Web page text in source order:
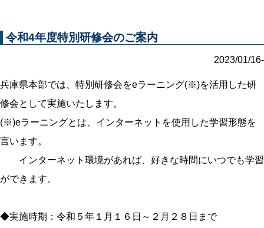
令和4年度特別研修会のご案内
2023/01/16-
兵庫県本部では、特別研修会をeラーニング(※)を活用した研
修会として実施いたします。
(※)eラーニングとは、インターネットを使用した学習形態を
言います。
インターネット環境があれば、好きな時間にいつでも学習
ができます。
◆実施時期：令和５年１月１６日～２月２８日まで